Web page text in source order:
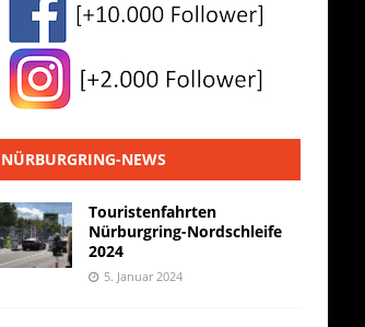
NÜRBURGRING-NEWS
Touristenfahrten
Nürburgring-Nordschleife
2024
5. Januar 2024